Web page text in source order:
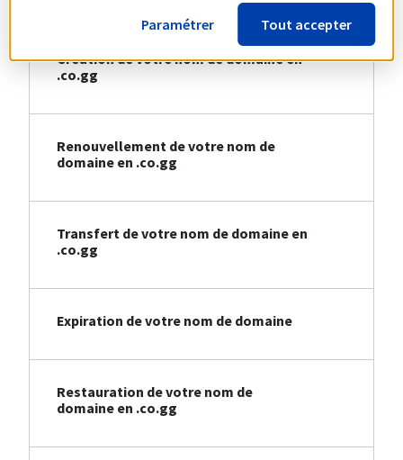
Création de votre nom de domaine en
.co.gg
Renouvellement de votre nom de
domaine en .co.gg
Transfert de votre nom de domaine en
.co.gg
Expiration de votre nom de domaine
Restauration de votre nom de
domaine en .co.gg
Paramétrer Tout accepter